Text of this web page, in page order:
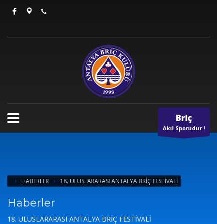
Briç
Akıl Sporudur !
HABERLER 18. ULUSLARARASI ANTALYA BRİÇ FESTİVALİ
Haberler
18. ULUSLARARASI ANTALYA BRİÇ FESTİVALİ